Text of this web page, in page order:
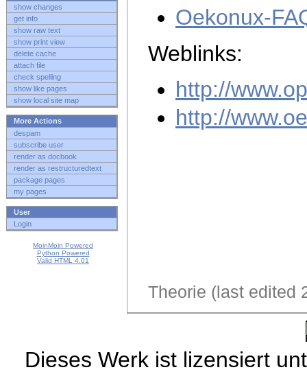
show changes
get info
show raw text
show print view
delete cache
attach file
check spelling
show like pages
show local site map
More Actions
despam
subscribe user
render as docbook
render as restructuredtext
package pages
my pages
User
Login
MoinMoin Powered
Python Powered
Valid HTML 4.01
Oekonux-
Weblinks:
http://
http://
Theorie (last edited
Dieses Werk ist lizensiert